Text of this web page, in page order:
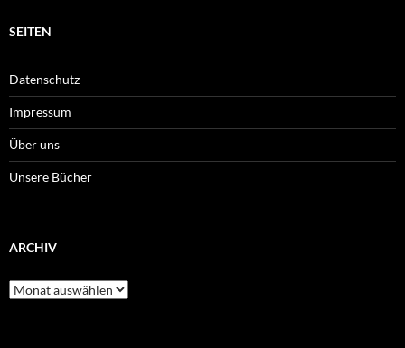
SEITEN
Datenschutz
Impressum
Über uns
Unsere Bücher
ARCHIV
Archiv